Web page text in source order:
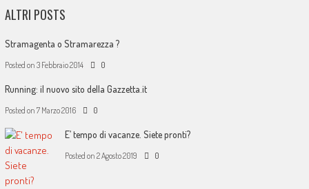
ALTRI POSTS
Stramagenta o Stramarezza ?
Posted on 3 Febbraio 2014 0
Running: il nuovo sito della Gazzetta.it
Posted on 7 Marzo 2016 0
E’ tempo di vacanze. Siete pronti?
Posted on 2 Agosto 2019 0